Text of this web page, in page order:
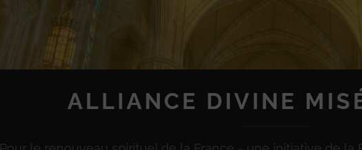
ALLIANCE DIVINE